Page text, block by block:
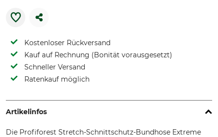
Kostenloser Rückversand
Kauf auf Rechnung (Bonität vorausgesetzt)
Schneller Versand
Ratenkauf möglich
Artikelinfos
Die Profiforest Stretch-Schnittschutz-Bundhose Extreme